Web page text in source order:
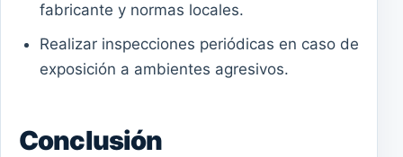
fabricante y normas locales.
Realizar inspecciones periódicas en caso de
exposición a ambientes agresivos.
Conclusión